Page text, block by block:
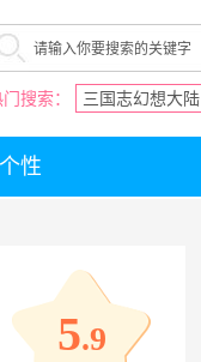
搜索： 三国志幻想大陆
性
5.9